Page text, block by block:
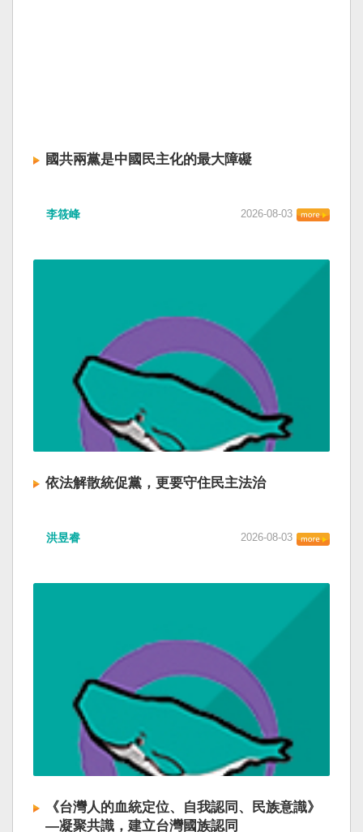
國共兩黨是中國民主化的最大障礙
李筱峰 2026-08-03
依法解散統促黨，更要守住民主法治
洪昱睿 2026-08-03
《台灣人的血統定位、自我認同、民族意識》
—凝聚共識，建立台灣國族認同